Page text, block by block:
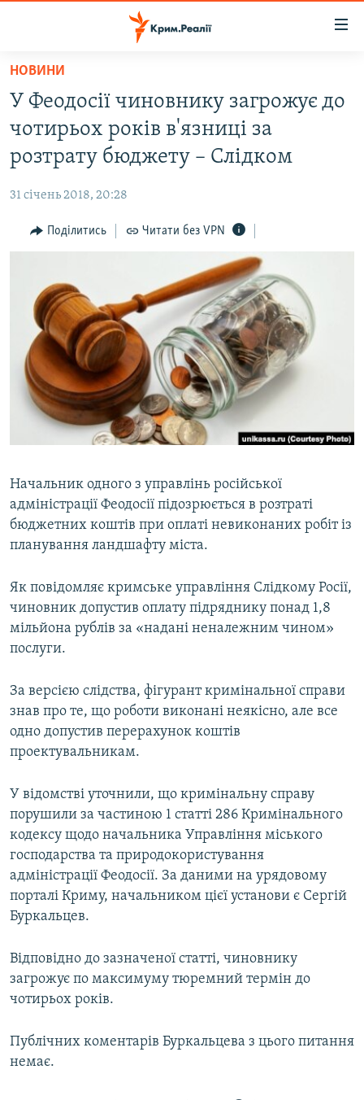
Перейти
основного
матеріалу
до
основної
Перейти
до
ВОДА.КРИМ
ВІДЕО ТА ФОТО
БЛОГИ
ПОГЛЯД
ВСЕ ЗА ДЕНЬ
СПЕЦПРОЕКТИ
ДЕПОРТАЦІЯ
ВІДЕОУРОКИ «ELIFBE»
СВІДЧЕННЯ ОКУПАЦІЇ
УКРАЇНСЬКА ПРОБЛЕМА КРИМУ
ЯК ОБІЙТИ БЛОКУВАННЯ
Русский
Qırımtatar
Усі сайти RFE/RL
НОВИНИ
У Феодосії чиновнику загрожує до
чотирьох років в'язниці за
розтрату бюджету – Слідком
31 січень 2018, 20:28
Поділитись Читати без VPN
Начальник одного з управлінь російської
адміністрації Феодосії підозрюється в розтраті
бюджетних коштів при оплаті невиконаних робіт із
планування ландшафту міста.
Як повідомляє кримське управління Слідкому Росії,
чиновник допустив оплату підряднику понад 1,8
мільйона рублів за «надані неналежним чином»
послуги.
За версією слідства, фігурант кримінальної справи
знав про те, що роботи виконані неякісно, але все
одно допустив перерахунок коштів
проектувальникам.
У відомстві уточнили, що кримінальну справу
порушили за частиною 1 статті 286 Кримінального
кодексу щодо начальника Управління міського
господарства та природокористування
адміністрації Феодосії. За даними на урядовому
порталі Криму, начальником цієї установи є Сергій
Буркальцев.
Відповідно до зазначеної статті, чиновнику
загрожує по максимуму тюремний термін до
чотирьох років.
Публічних коментарів Буркальцева з цього питання
немає.